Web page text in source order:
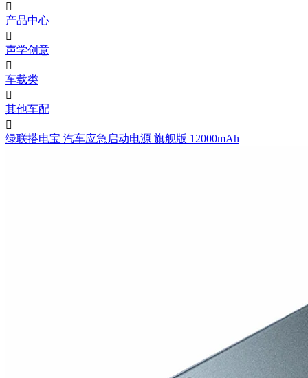

产品中心

声学创意

车载类

其他车配

绿联搭电宝 汽车应急启动电源 旗舰版 12000mAh